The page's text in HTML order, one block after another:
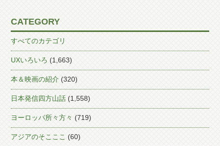
CATEGORY
すべてのカテゴリ
UXいろいろ (1,663)
本＆映画の紹介 (320)
日本発信四方山話 (1,558)
ヨーロッパ所々方々 (719)
アジアのそこここ (60)